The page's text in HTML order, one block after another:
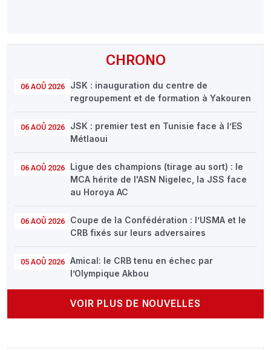
CHRONO
06 AOÛ 2026
JSK : inauguration du centre de
regroupement et de formation à Yakouren
06 AOÛ 2026
JSK : premier test en Tunisie face à l’ES
Métlaoui
06 AOÛ 2026
Ligue des champions (tirage au sort) : le
MCA hérite de l'ASN Nigelec, la JSS face
au Horoya AC
06 AOÛ 2026
Coupe de la Confédération : l’USMA et le
CRB fixés sur leurs adversaires
05 AOÛ 2026
Amical: le CRB tenu en échec par
l’Olympique Akbou
VOIR PLUS DE NOUVELLES